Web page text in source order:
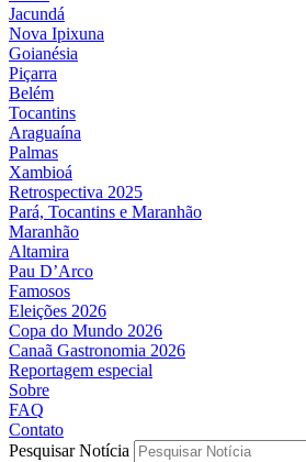
Jacundá
Nova Ipixuna
Goianésia
Piçarra
Belém
Tocantins
Araguaína
Palmas
Xambioá
Retrospectiva 2025
Pará, Tocantins e Maranhão
Maranhão
Altamira
Pau D’Arco
Famosos
Eleições 2026
Copa do Mundo 2026
Canaã Gastronomia 2026
Reportagem especial
Sobre
FAQ
Contato
Pesquisar Notícia